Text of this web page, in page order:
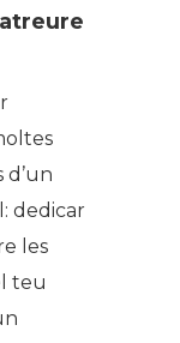
d’un
dedicar
les
teu